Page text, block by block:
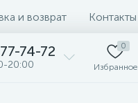
и возврат Контакты
74-72
20:00
0
Избранное